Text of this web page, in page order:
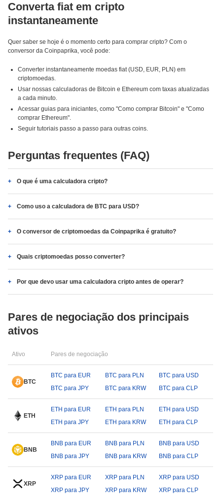
Converta fiat em cripto
instantaneamente
Quer saber se hoje é o momento certo para comprar cripto? Com o
conversor da Coinpaprika, você pode:
Converter instantaneamente moedas fiat (USD, EUR, PLN) em
criptomoedas.
Usar nossas calculadoras de Bitcoin e Ethereum com taxas atualizadas
a cada minuto.
Acessar guias para iniciantes, como "Como comprar Bitcoin" e "Como
comprar Ethereum".
Seguir tutoriais passo a passo para outras coins.
Perguntas frequentes (FAQ)
O que é uma calculadora cripto?
Como uso a calculadora de BTC para USD?
O conversor de criptomoedas da Coinpaprika é gratuito?
Quais criptomoedas posso converter?
Por que devo usar uma calculadora cripto antes de operar?
Pares de negociação dos principais
ativos
Ativo Pares de negociação
BTC
BTC para EUR BTC para PLN
BTC para USD
BTC para JPY
BTC para KRW BTC para CLP
ETH
ETH para EUR ETH para PLN
ETH para USD
ETH para JPY
ETH para KRW ETH para CLP
BNB
BNB para EUR BNB para PLN
BNB para USD
BNB para JPY
BNB para KRW BNB para CLP
XRP
XRP para EUR XRP para PLN
XRP para USD
XRP para JPY
XRP para KRW XRP para CLP